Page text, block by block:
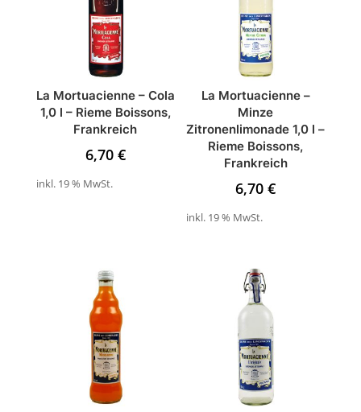
La Mortuacienne – Cola
1,0 l – Rieme Boissons,
Frankreich
6,70 €
inkl. 19 % MwSt.
La Mortuacienne –
Minze
Zitronenlimonade 1,0 l –
Rieme Boissons,
Frankreich
6,70€
inkl. 19 % MwSt.